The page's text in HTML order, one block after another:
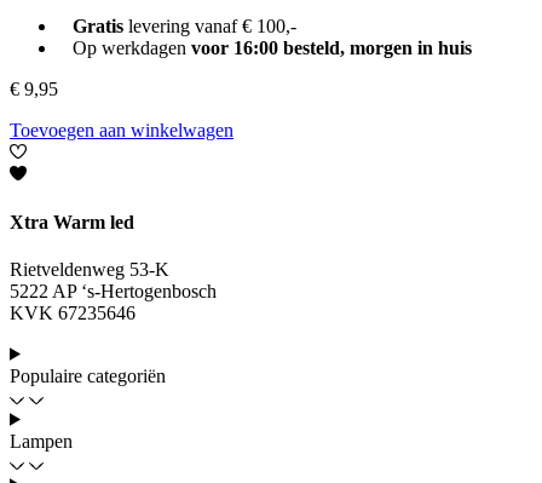
Gratislevering vanaf € 100,-
Op werkdagen voor 16:00 besteld, morgen in huis
€ 9,95
Toevoegen aan winkelwagen
Xtra Warm led
Rietveldenweg 53-K
5222 AP ‘s-Hertogenbosch
KVK 67235646
Populaire categoriën
Lampen